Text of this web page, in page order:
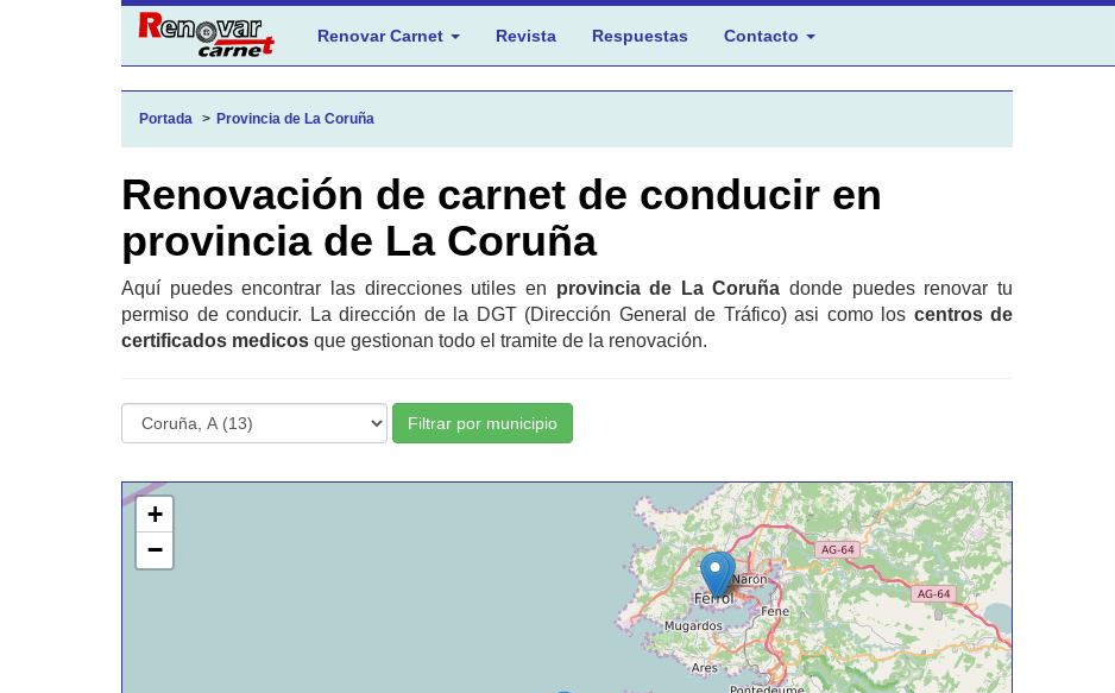
Renovar Carnet Revista Respuestas Contacto
Portada Provincia de La Coruña
Renovación de carnet de conducir en
provincia de La Coruña
Aquí puedes encontrar las direcciones utiles en provincia de La Coruña donde puedes renovar tu
permiso de conducir. La dirección de la DGT (Dirección General de Tráfico) asi como los centros de
certificados medicos que gestionan todo el tramite de la renovación.
Filtrar por municipio
+
−